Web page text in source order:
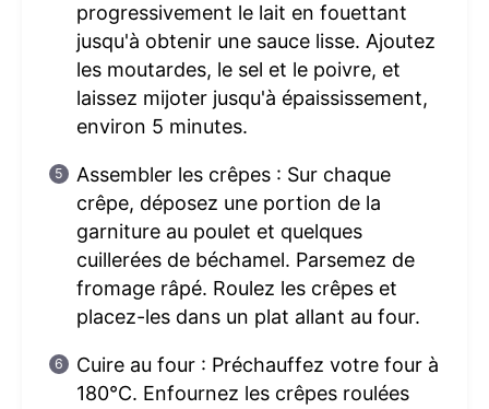
progressivement le lait en fouettant
jusqu'à obtenir une sauce lisse. Ajoutez
les moutardes, le sel et le poivre, et
laissez mijoter jusqu'à épaississement,
environ 5 minutes.
Assembler les crêpes : Sur chaque
crêpe, déposez une portion de la
garniture au poulet et quelques
cuillerées de béchamel. Parsemez de
fromage râpé. Roulez les crêpes et
placez-les dans un plat allant au four.
Cuire au four : Préchauffez votre four à
180°C. Enfournez les crêpes roulées